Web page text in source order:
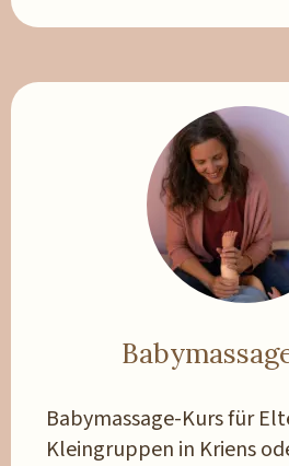
Babymassage-Kurs für
Kleingruppen in Kriens